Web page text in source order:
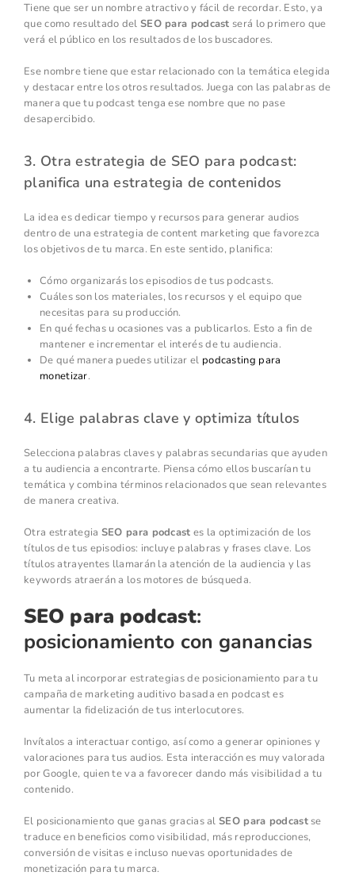
Tiene que ser un nombre atractivo y fácil de recordar. Esto, ya
que como resultado del SEO para podcast será lo primero que
verá el público en los resultados de los buscadores.
Ese nombre tiene que estar relacionado con la temática elegida
y destacar entre los otros resultados. Juega con las palabras de
manera que tu podcast tenga ese nombre que no pase
desapercibido.
3. Otra estrategia de SEO para podcast:
planifica una estrategia de contenidos
La idea es dedicar tiempo y recursos para generar audios
dentro de una estrategia de content marketing que favorezca
los objetivos de tu marca. En este sentido, planifica:
Cómo organizarás los episodios de tus podcasts.
Cuáles son los materiales, los recursos y el equipo que
necesitas para su producción.
En qué fechas u ocasiones vas a publicarlos. Esto a fin de
mantener e incrementar el interés de tu audiencia.
De qué manera puedes utilizar el podcasting para
monetizar.
4. Elige palabras clave y optimiza títulos
Selecciona palabras claves y palabras secundarias que ayuden
a tu audiencia a encontrarte. Piensa cómo ellos buscarían tu
temática y combina términos relacionados que sean relevantes
de manera creativa.
Otra estrategia SEO para podcast es la optimización de los
títulos de tus episodios: incluye palabras y frases clave. Los
títulos atrayentes llamarán la atención de la audiencia y las
keywords atraerán a los motores de búsqueda.
SEO para podcast:
posicionamiento con ganancias
Tu meta al incorporar estrategias de posicionamiento para tu
campaña de marketing auditivo basada en podcast es
aumentar la fidelización de tus interlocutores.
Invítalos a interactuar contigo, así como a generar opiniones y
valoraciones para tus audios. Esta interacción es muy valorada
por Google, quien te va a favorecer dando más visibilidad a tu
contenido.
El posicionamiento que ganas gracias al SEO para podcastse
traduce en beneficios como visibilidad, más reproducciones,
conversión de visitas e incluso nuevas oportunidades de
monetización para tu marca.